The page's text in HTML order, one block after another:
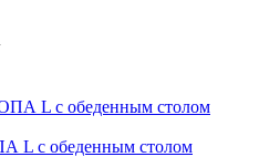
L с обеденным столом